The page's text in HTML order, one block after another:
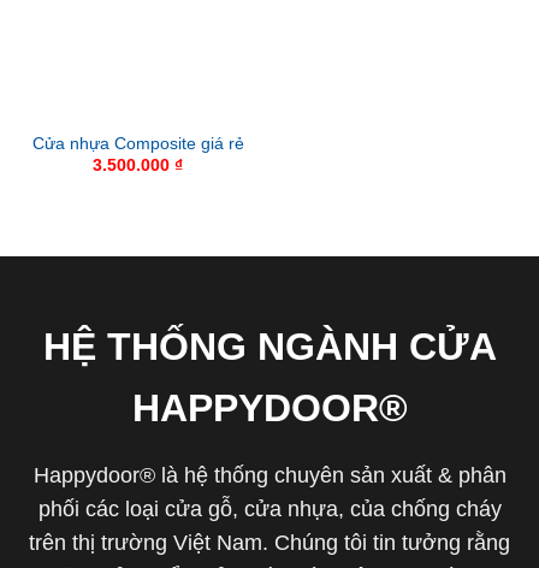
Cửa nhựa Composite giá rẻ
3.500.000 ₫
HỆ THỐNG NGÀNH CỬA
HAPPYDOOR®
Happydoor® là hệ thống chuyên sản xuất & phân
phối các loại cửa gỗ, cửa nhựa, của chống cháy
trên thị trường Việt Nam. Chúng tôi tin tưởng rằng